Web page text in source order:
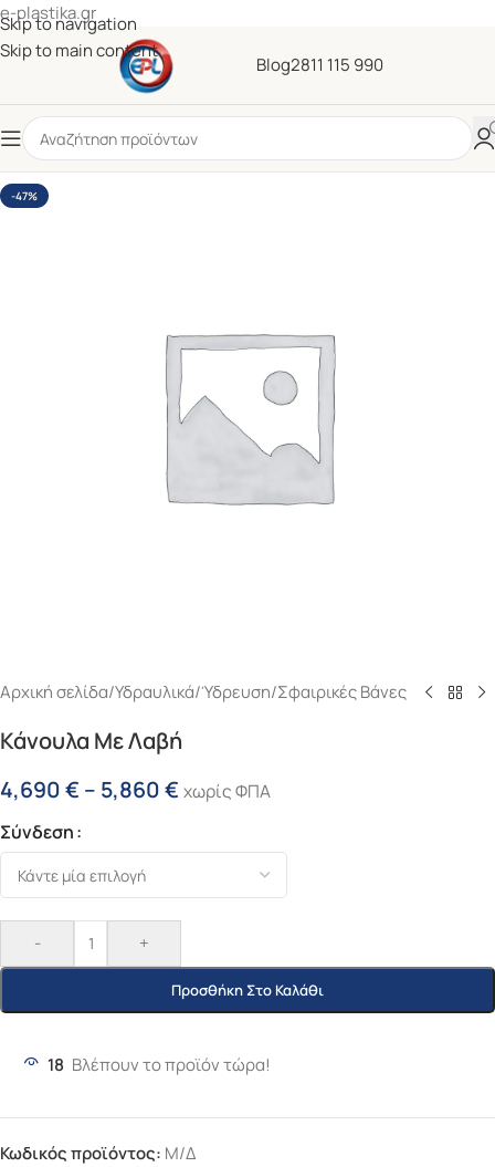
e-plastika.gr
Skip to navigation
Skip to main content
Blog2811 115 990
-47%
Αρχική σελίδα/Υδραυλικά/Ύδρευση/Σφαιρικές Βάνες
Κάνουλα Με Λαβή
4,690€ – 5,860€ χωρίς ΦΠΑ
Σύνδεση
- +
Προσθήκη Στο Καλάθι
18 Βλέπουν το προϊόν τώρα!
Κωδικός προϊόντος: Μ/Δ